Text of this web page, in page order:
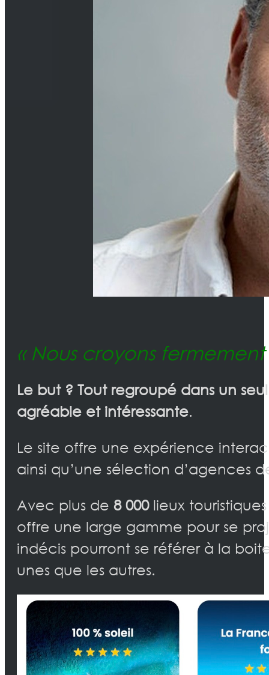
« Nous croyons
Le but ? Tout regroupé dans un
agréable et intéressante.
Le site offre une expérience
ainsi qu’une sélection d’agences
Avec plus de 8 000 lieux
offre une large gamme pour se
indécis pourront se référer à la
unes que les autres.